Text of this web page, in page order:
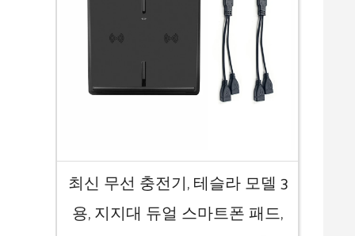
최신 무선 충전기, 테슬라 모델 3
용, 지지대 듀얼 스마트폰 패드,